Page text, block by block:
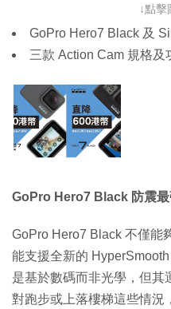
↓點擊
GoPro Hero7 Black 及
三款 Action Cam 規格及
GoPro Hero7 Black 防震
GoPro Hero7 Black 不僅能
能支援全新的
是基於數碼而非光學，但其
對跑步或上落樓梯這些情況